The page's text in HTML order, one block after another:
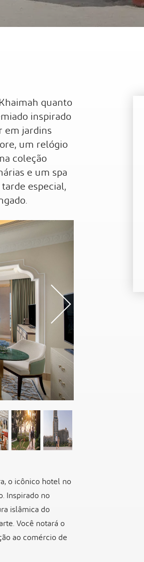
quanto
inspirado
em jardins
um relógio
coleção
e um spa
especial,
o icônico hotel no
Inspirado no
islâmica do
Você notará o
ao comércio de